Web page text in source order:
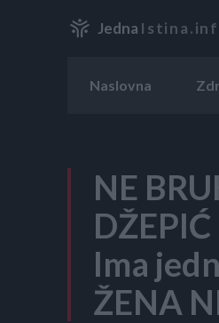
Jedna
Naslovna
NE
Ima
ŽENA